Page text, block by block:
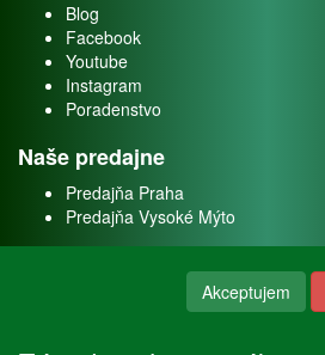
Blog
Facebook
Youtube
Instagram
Poradenstvo
Naše predajne
Predajňa Praha
Predajňa Vysoké Mýto
Akceptujem